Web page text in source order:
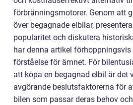
förbränningsmotorer. Genom att
över begagnade elbilar,
popularitet och diskutera
har denna artikel
förståelse för ämnet. För
att köpa en begagnad elbil är det
avgörande beslutsfaktorerna för
bilen som passar deras behov